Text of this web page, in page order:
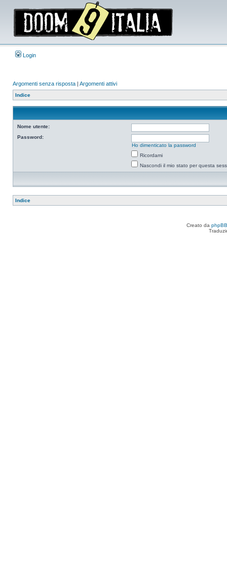
Login
Argomenti senza risposta | Argomenti attivi
Indice
Nome utente:
Password:
Ho dimenticato la password
Ricordami
Nascondi il mio stato per questa
Indice
Creato da phpBB